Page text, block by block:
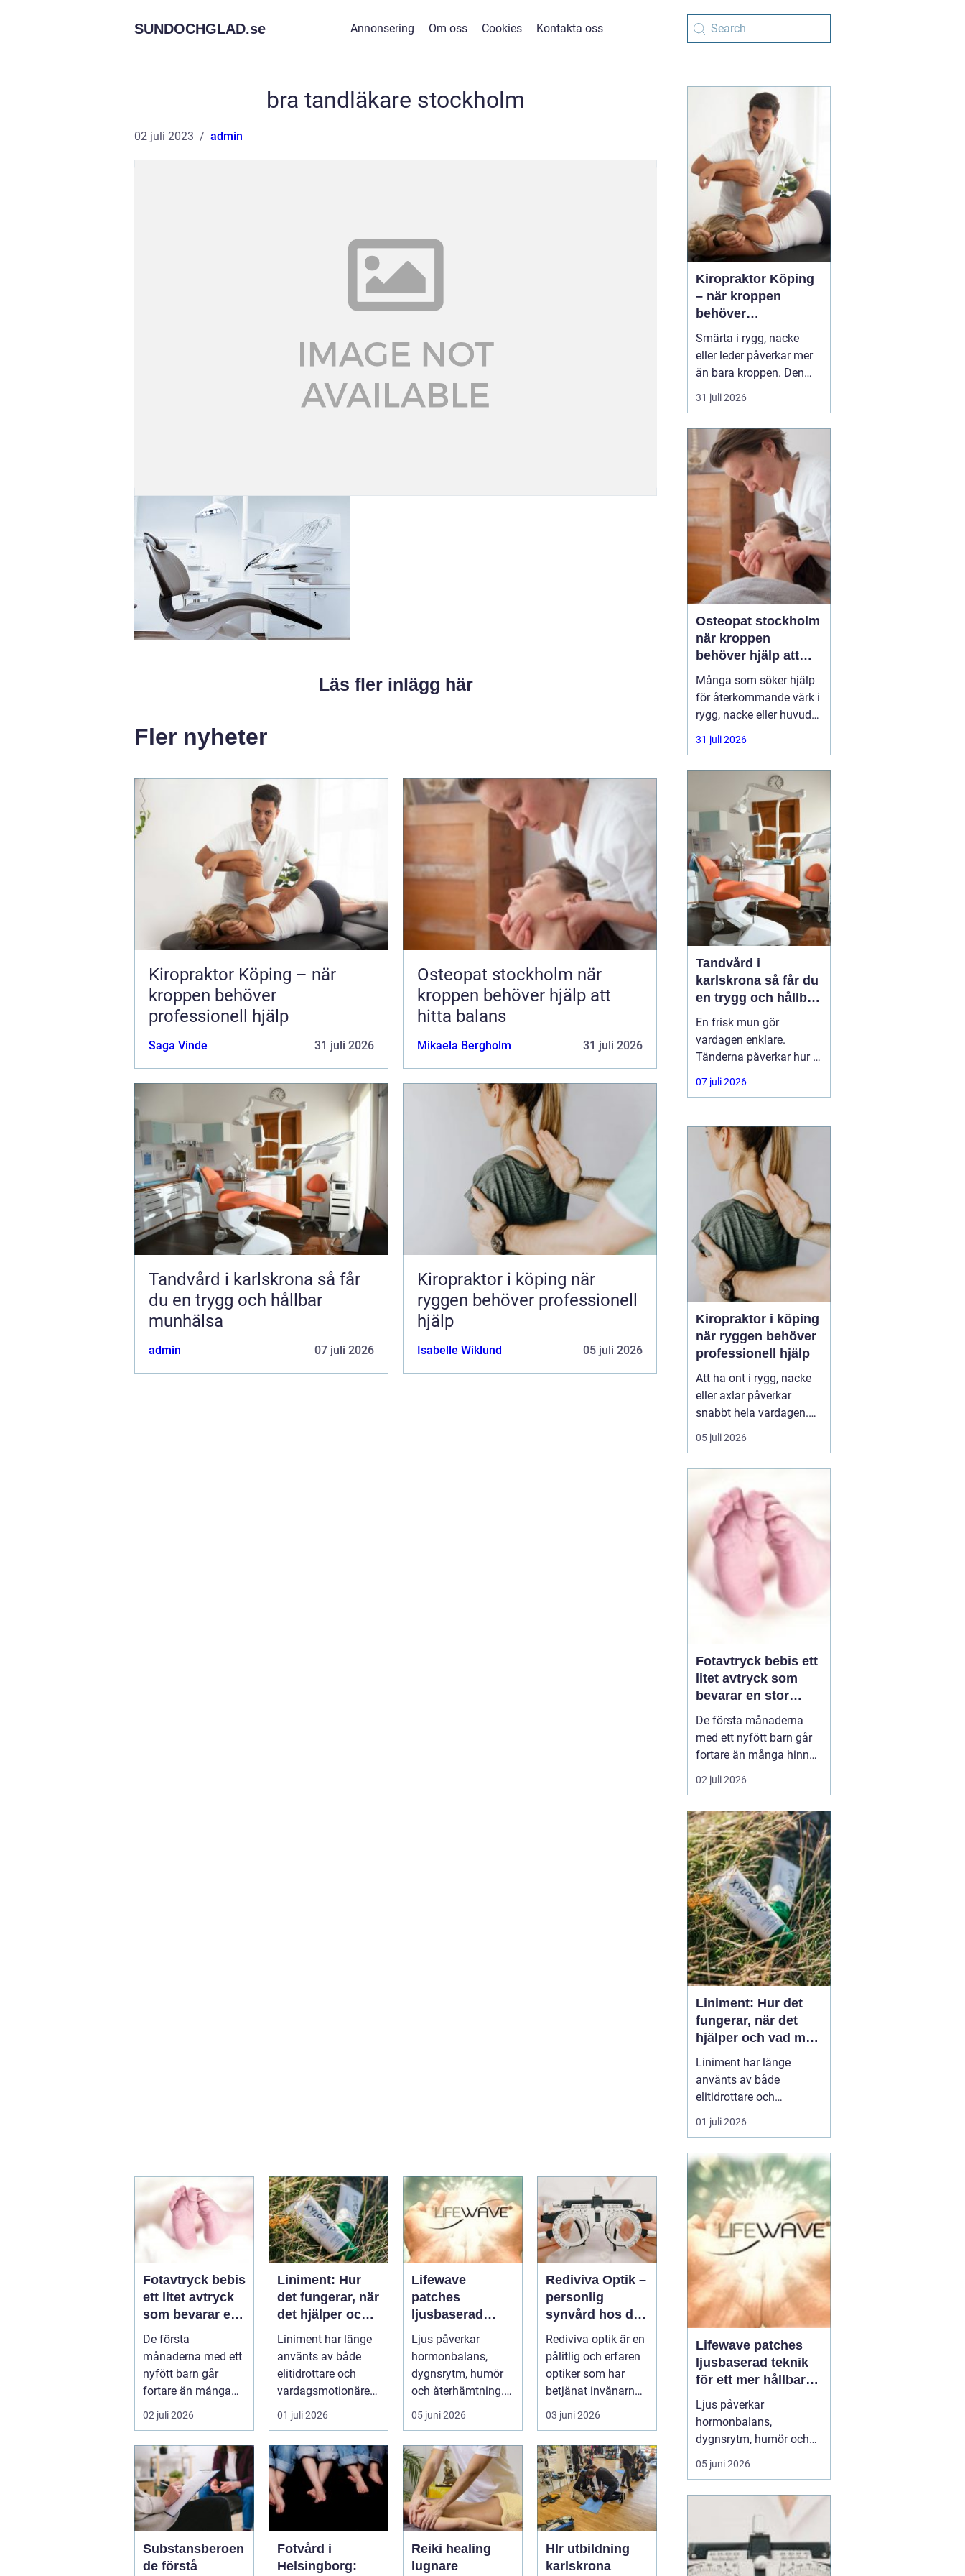
SUNDOCHGLAD.se Annonsering Om oss Cookies Kontakta oss
bra tandläkare stockholm
02 juli 2023 admin
Läs fler inlägg här
Fler nyheter
Kiropraktor Köping – när
kroppen behöver
professionell hjälp
Saga Vinde 31 juli 2026
Osteopat stockholm när
kroppen behöver hjälp att
hitta balans
Mikaela Bergholm 31 juli 2026
Tandvård i karlskrona så får
du en trygg och hållbar
munhälsa
admin 07 juli 2026
Kiropraktor i köping när
ryggen behöver professionell
hjälp
Isabelle Wiklund 05 juli 2026
Fotavtryck bebis
ett litet avtryck
som bevarar en
stor stund
De första
månaderna med ett
nyfött barn går
fortare än många
hinner med. Ena
dagen ryms hela
foten i...
02 juli 2026
Liniment: Hur
det fungerar, när
det hjälper och
vad man bör
tänka på
Liniment har länge
använts av både
elitidrottare och
vardagsmotionärer
för...
01 juli 2026
Lifewave
patches
ljusbaserad
teknik för ett
mer hållbart
välbefinnande
Ljus påverkar
hormonbalans,
dygnsrytm, humör
och återhämtning.
Under senare år har
en ny typ av prod...
05 juni 2026
Rediviva Optik –
personlig
synvård hos din
optiker i
Uppsala
Rediviva optik är en
pålitlig och erfaren
optiker som har
betjänat invånarna
03 juni 2026
Substansberoen
de förstå
Fotvård i
Helsingborg:
Reiki healing
lugnare
Hlr utbildning
karlskrona
Kiropraktor Köping
– när kroppen
behöver
professionell hjälp
Smärta i rygg, nacke
eller leder påverkar mer
än bara kroppen. Den
kan störa sömnen, göra
det svårt att koncentrera
sådant som arbete,
träning och vardagliga
sysslor. M...
31 juli 2026
Osteopat stockholm
när kroppen
behöver hjälp att
hitta balans
Många som söker hjälp
för återkommande värk i
rygg, nacke eller huvud
har redan provat både
träning, vila och
besvären släpper. Där
någonstans uppstår ofta
intresset för osteopati.
31 juli 2026
Tandvård i
karlskrona så får du
en trygg och hållbar
munhälsa
En frisk mun gör
vardagen enklare.
Tänderna påverkar hur vi
äter, hur vi pratar och hur
trygga vi känner oss i
människor sökerefter
tandvård Karlskrona
handlar
07 juli 2026
Kiropraktor i köping
när ryggen behöver
professionell hjälp
Att ha ont i rygg, nacke
eller axlar påverkar
snabbt hela vardagen.
Sömn, arbete, träning
och humör hänger ihop
därför en kiropraktor
Köping när värken inte
längre går över av sig
själv, eller när
återkommand...
05 juli 2026
Fotavtryck bebis ett
litet avtryck som
bevarar en stor
stund
De första månaderna
med ett nyfött barn går
fortare än många hinner
med. Ena dagen ryms
hela foten i handflatan,
redan vuxit ur sina första
pyjamasar.Ett fotavtryck
bebis fångarjust den d...
02 juli 2026
Liniment: Hur det
fungerar, när det
hjälper och vad man
bör tänka på
Liniment har länge
använts av både
elitidrottare och
vardagsmotionärer för
att lindra värk, stelhet
hur fungerar dessa
krämer egentligen, vad
innehåller de och när
passar de b&...
01 juli 2026
Lifewave patches
ljusbaserad teknik
för ett mer hållbart
välbefinnande
Ljus påverkar
hormonbalans,
dygnsrytm, humör och
återhämtning. Under
senare år har en ny typ
gränslandet mellan
egen biologi:Lifewave
patches. De är små
05 juni 2026